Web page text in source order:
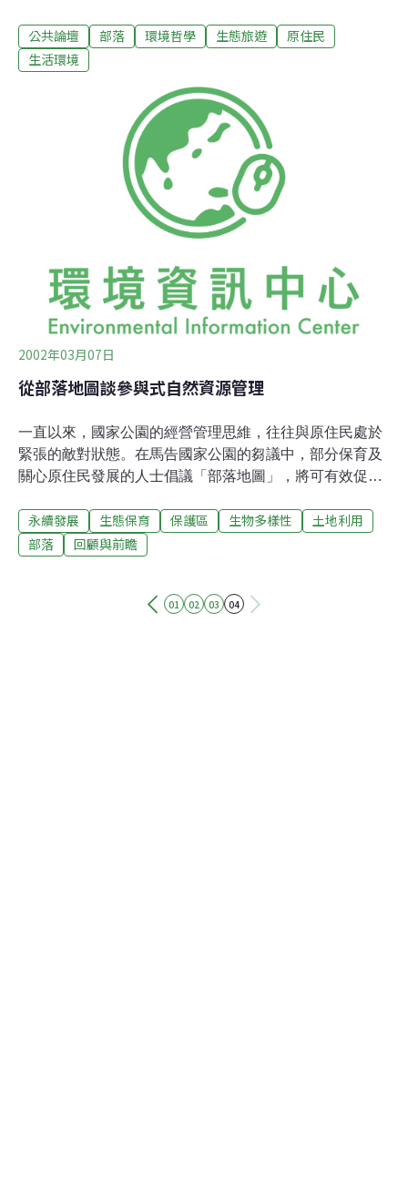
則更冒險涉水深入接近武界水庫水潭前，並發生身限泥沼
的情形。後來在經另一部車在約一小時的拉拔才得以脫
車隊詢問，得知是某大國產車商為主的休旅車車主聯誼團
體，當時吳大隊長僅交代請車隊在不破壞環境及保持清潔
之下，不要留下垃圾。但後來從前任陳姓女村長告知，才
知該車隊在駛入河床時已有輾壓他私有地上的農作物的事
情，但因原住民的性情樸實，她當時並未要求破壞者賠
償。後來在與村民談起此次車隊進入的事例，以如此龐大
車隊直接駛入並無車道的河床，是非常不當的行為，村民
或檢討的時候。這種以吉普車隊為主的車隊經常在山間或
公共論壇 部落 環境哲學 生態旅遊
原住民
生活環境
2002年03月07日
從部落地圖談參與式自然資源管理
一直以來，國家公園的經營管理思維，往往與原住民處於
緊張的敵對狀態。在馬告國家公園的芻議中，部分保育及
關心原住民發展的人士倡議「部落地圖」，將可有效促進
營管理或說是自然保育而言，最重要的影響就是在於經營
管理典範的改變。 部落地圖可望連結自然保育與原住民發
續發起了馬告國家公園一案。該案與之前的國家公園芻議
永續發展 生態保育 保護區 生物多樣性
土地利用
部落
回顧與前瞻
01 02 03 04